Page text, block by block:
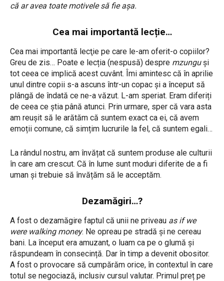
că ar avea toate motivele să fie așa.
Cea mai importantă lecție…
Cea mai importantă lecţie pe care le-am oferit-o copiilor?
Greu de zis… Poate e lecția (nespusă) despre mzunguși
tot ceea ce implică acest cuvânt. Îmi amintesc că în aprilie
unul dintre copii s-a ascuns într-un copac și a început să
plângă de îndată ce ne-a văzut. L-am speriat. Eram diferiți
de ceea ce știa până atunci. Prin urmare, sper că vara asta
am reușit să le arătăm că suntem exact ca ei, că avem
emoții comune, că simțim lucrurile la fel, că suntem egali…
La rândul nostru, am învățat că suntem produse ale culturii
în care am crescut. Că în lume sunt moduri diferite de a fi
uman și trebuie să învățăm să le acceptăm.
Dezamăgiri…?
A fost o dezamăgire faptul că unii ne priveau as if we
were walking money. Ne opreau pe stradă și ne cereau
bani. La început era amuzant, o luam ca pe o glumă și
răspundeam în consecință. Dar în timp a devenit obositor.
A fost o provocare să cumpărăm orice, în contextul în care
totul se negociază, inclusiv cursul valutar. Primul preț pe